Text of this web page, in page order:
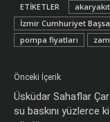
ETIKETLER akaryakıt
İzmir Cumhuriyet
pompa fiyatları
zam
Önceki İçerik
Üsküdar Sahaflar
su baskını yüzlerce